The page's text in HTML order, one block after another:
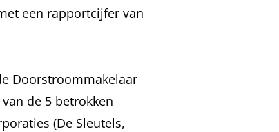
een rapportcijfer van
Doorstroommakelaar
de 5 betrokken
(De Sleutels,